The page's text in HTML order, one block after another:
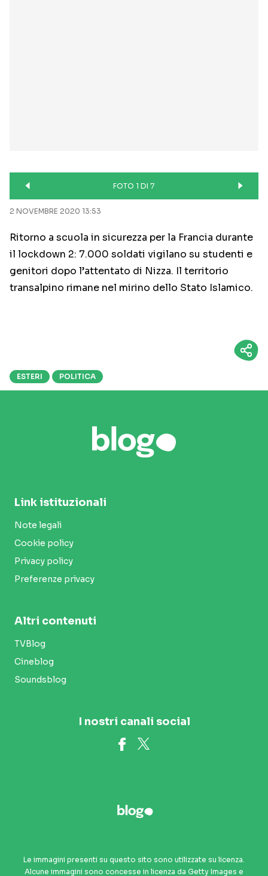
FOTO 1 DI 7
2 NOVEMBRE 2020 13:53
Ritorno a scuola in sicurezza per la Francia durante
il lockdown 2: 7.000 soldati vigilano su studenti e
genitori dopo l’attentato di Nizza. Il territorio
transalpino rimane nel mirino dello Stato Islamico.
ESTERI POLITICA
Link istituzionali
Note legali
Cookie policy
Privacy policy
Preferenze privacy
Altri contenuti
TVBlog
Cineblog
Soundsblog
I nostri canali social
Le immagini presenti su questo sito sono utilizzate su licenza.
Alcune immagini sono concesse in licenza da Getty Images e